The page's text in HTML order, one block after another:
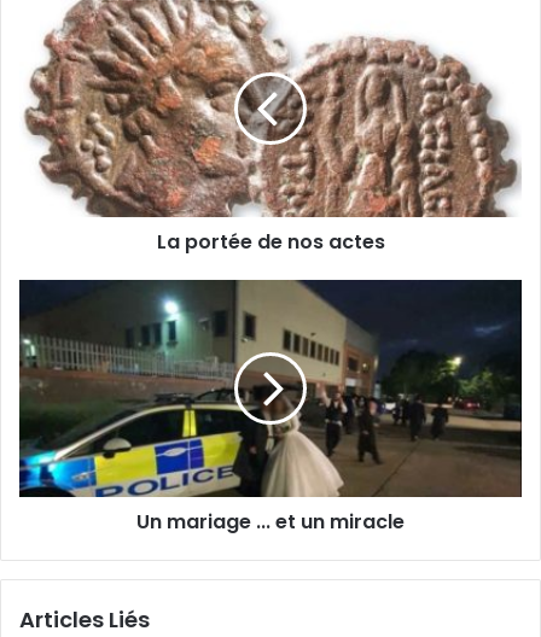
La portée de nos actes
Un mariage ... et un miracle
Articles Liés